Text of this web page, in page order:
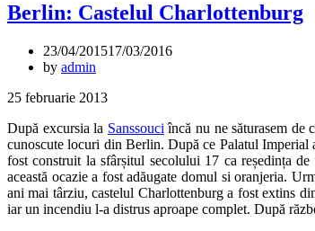
Berlin: Castelul Charlottenburg
23/04/201517/03/2016
by admin
25 februarie 2013
După excursia la Sanssouci încă nu ne săturasem de
cunoscute locuri din Berlin. După ce Palatul Imperial
fost construit la sfârșitul secolului 17 ca reședința
această ocazie a fost adăugate domul si oranjeria.
ani mai târziu, castelul Charlottenburg a fost extins
iar un incendiu l-a distrus aproape complet. După